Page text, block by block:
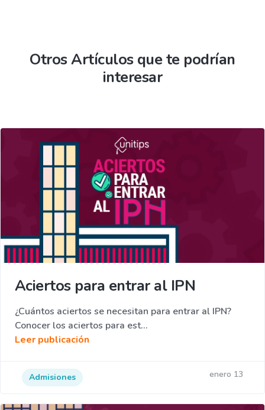
Otros Artículos que te podrían
interesar
Aciertos para entrar al IPN
¿Cuántos aciertos se necesitan para entrar al IPN?
Conocer los aciertos para est...
Leer publicación
Admisiones enero 13